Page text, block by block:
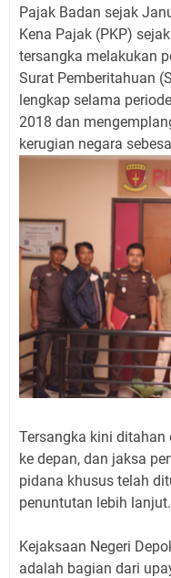
Pajak Badan sejak
Kena Pajak (PKP)
tersangka melakukan
Surat Pemberitahuan
lengkap selama
2018 dan
kerugian negara
Tersangka kini ditahan
ke depan, dan jaksa
pidana khusus telah
penuntutan lebih lanjut.
Kejaksaan Negeri
adalah bagian dari